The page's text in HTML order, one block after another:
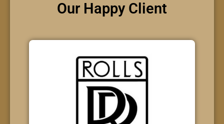
Our Happy Client